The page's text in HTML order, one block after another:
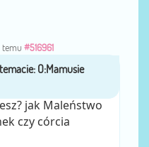
temu #516961
jak Maleństwo
czy córcia